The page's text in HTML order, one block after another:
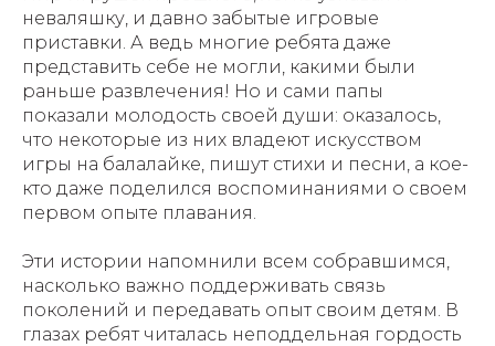
неваляшку, и давно забытые игровые
приставки. А ведь многие ребята даже
представить себе не могли, какими были
раньше развлечения! Но и сами папы
показали молодость своей души: оказалось,
что некоторые из них владеют искусством
игры на балалайке, пишут стихи и песни, а кое-
кто даже поделился воспоминаниями о своем
первом опыте плавания.
Эти истории напомнили всем собравшимся,
насколько важно поддерживать связь
поколений и передавать опыт своим детям. В
глазах ребят читалась неподдельная гордость